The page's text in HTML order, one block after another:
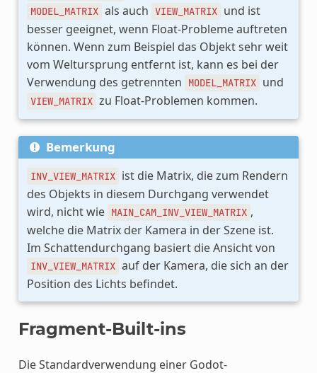
MODEL_MATRIX als auch VIEW_MATRIX und ist
besser geeignet, wenn Float-Probleme auftreten
können. Wenn zum Beispiel das Objekt sehr weit
vom Weltursprung entfernt ist, kann es bei der
Verwendung des getrennten
MODEL_MATRIX und
VIEW_MATRIX zu Float-Problemen kommen.
Bemerkung
INV_VIEW_MATRIX ist die Matrix, die zum Rendern
des Objekts in diesem Durchgang verwendet
wird, nicht wie MAIN_CAM_INV_VIEW_MATRIX ,
welche die Matrix der Kamera in der Szene ist.
Im Schattendurchgang basiert die Ansicht von
INV_VIEW_MATRIX auf der Kamera, die sich an der
Position des Lichts befindet.
Fragment-Built-ins
Die Standardverwendung einer Godot-